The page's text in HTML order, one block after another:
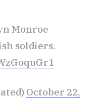
Monroe
soldiers.
October 22,